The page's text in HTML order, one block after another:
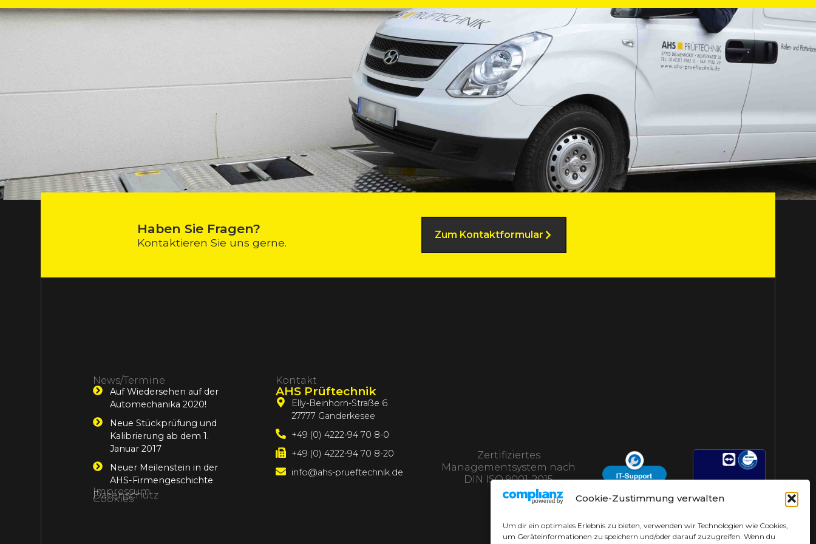
Cookie-Zustimmung verwalten
Um dir ein optimales Erlebnis zu bieten, verwenden wir Technologien wie Cookies,
um Geräteinformationen zu speichern und/oder darauf zuzugreifen. Wenn du
Haben Sie Fragen?
Kontaktieren Sie uns gerne.
Zum Kontaktformular
News/Termine
Auf Wiedersehen auf der
Automechanika 2020!
Neue Stückprüfung und
Kalibrierung ab dem 1.
Januar 2017
Neuer Meilenstein in der
AHS-Firmengeschichte
Impressum
Datenschutz
Cookies
Kontakt
AHS Prüftechnik
Elly-Beinhorn-Straße 6
27777 Ganderkesee
+49 (0) 4222-94 70 8-0
+49 (0) 4222-94 70 8-20
info@ahs-prueftechnik.de
Zertifiziertes
Managementsystem nach
DIN ISO 9001-2015
AHS-Helpdesk